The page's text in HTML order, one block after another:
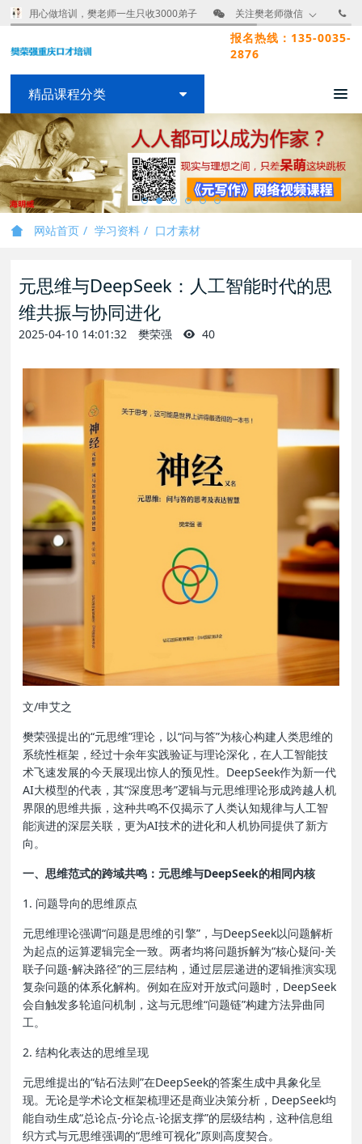
用心做培训，樊老师一生只收3000弟子 关注樊老师微信
报名热线：135-0035-
2876
精品课程分类
网站首页 学习资料 口才素材
元思维与DeepSeek：人工智能时代的思
维共振与协同进化
2025-04-10 14:01:32 樊荣强 40
文/申艾之
樊荣强提出的“元思维”理论，以“问与答”为核心构建人类思维的
系统性框架，经过十余年实践验证与理论深化，在人工智能技
术飞速发展的今天展现出惊人的预见性。DeepSeek作为新一代
AI大模型的代表，其“深度思考”逻辑与元思维理论形成跨越人机
界限的思维共振，这种共鸣不仅揭示了人类认知规律与人工智
能演进的深层关联，更为AI技术的进化和人机协同提供了新方
向。
一、思维范式的跨域共鸣：元思维与DeepSeek的相同内核
1. 问题导向的思维原点
元思维理论强调“问题是思维的引擎”，与DeepSeek以问题解析
为起点的运算逻辑完全一致。两者均将问题拆解为“核心疑问-关
联子问题-解决路径”的三层结构，通过层层递进的逻辑推演实现
复杂问题的体系化解构。例如在应对开放式问题时，DeepSeek
会自触发多轮追问机制，这与元思维“问题链”构建方法异曲同
工。
2. 结构化表达的思维呈现
元思维提出的“钻石法则”在DeepSeek的答案生成中具象化呈
现。无论是学术论文框架梳理还是商业决策分析，DeepSeek均
能自动生成“总论点-分论点-论据支撑”的层级结构，这种信息组
织方式与元思维强调的“思维可视化”原则高度契合。